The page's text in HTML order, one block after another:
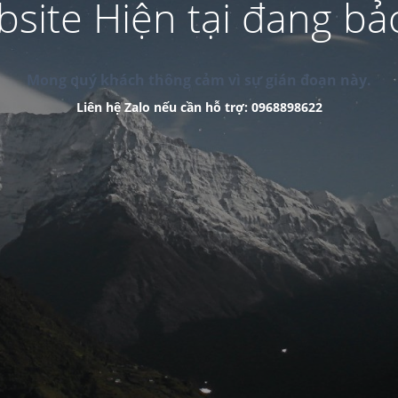
Hiện tại đang
Mong quý khách thông cảm vì sự gián đoạn này.
Liên hệ Zalo nếu cần hỗ trợ: 0968898622